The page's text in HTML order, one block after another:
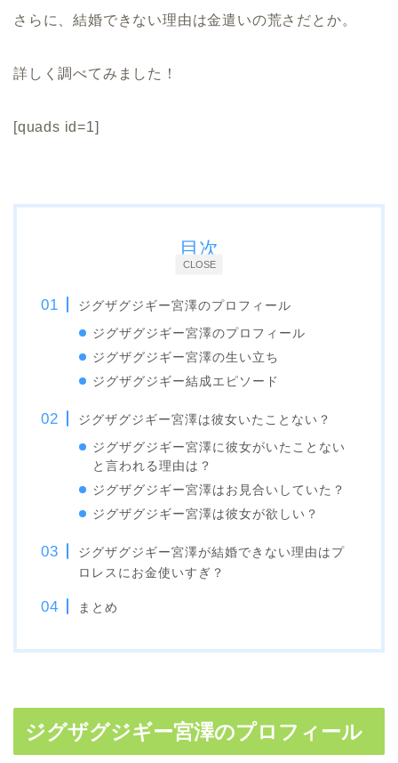
さらに、結婚できない理由は金遣いの荒さだとか。
詳しく調べてみました！
[quads id=1]
CLOSE
目次
ジグザグジギー宮澤のプロフィール
ジグザグジギー宮澤のプロフィール
ジグザグジギー宮澤の生い立ち
ジグザグジギー結成エピソード
ジグザグジギー宮澤は彼女いたことない？
ジグザグジギー宮澤に彼女がいたことない
と言われる理由は？
ジグザグジギー宮澤はお見合いしていた？
ジグザグジギー宮澤は彼女が欲しい？
ジグザグジギー宮澤が結婚できない理由はプ
ロレスにお金使いすぎ？
まとめ
ジグザグジギー宮澤のプロフィール